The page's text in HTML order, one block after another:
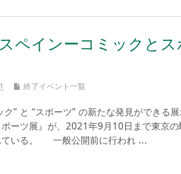
ペインーコミックとス
終了イベント一覧
” と “スポーツ” の新たな発見ができる
ーツ展』が、2021年9月10日まで東京の
ている。 一般公開前に行われ ...